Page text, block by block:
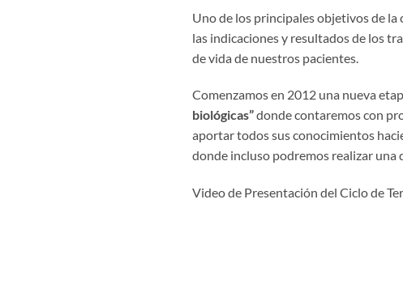
Uno de los principales objetivos de
las indicaciones y resultados de los
de vida de nuestros pacientes.
Comenzamos en 2012 una nueva
biológicas”donde contaremos con
aportar todos sus conocimientos
donde incluso podremos realizar
Video de Presentación del Ciclo de